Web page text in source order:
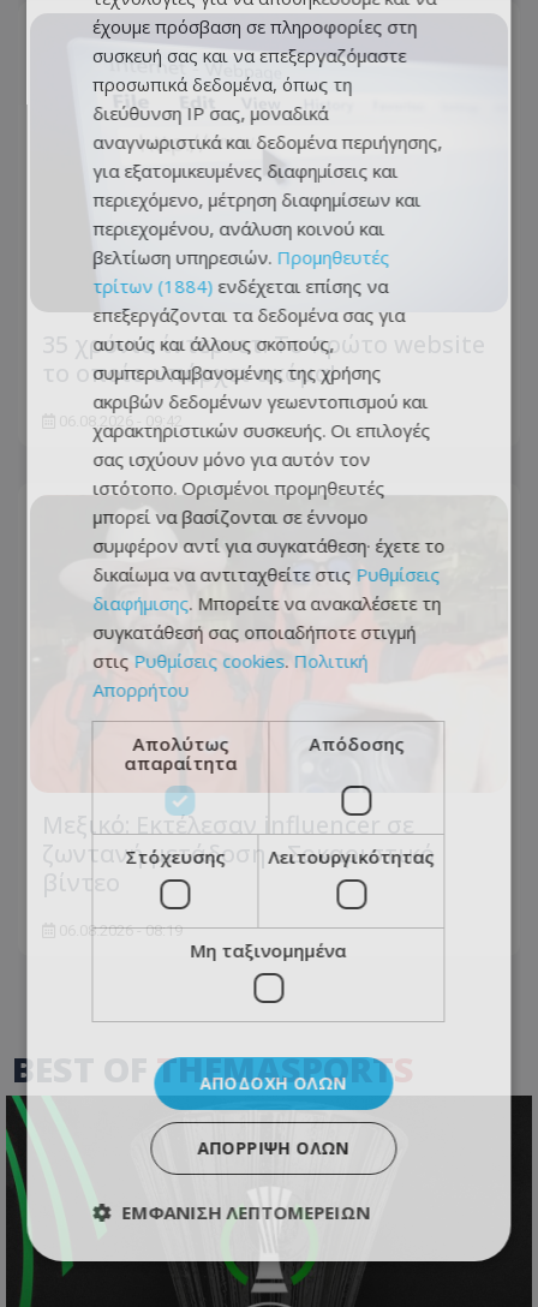
35 χρόνια ίντερνετ: Το πρώτο website
το οποίο υπάρχει ακόμα!
Μεξικό: Εκτέλεσαν influencer σε
ζωντανή μετάδοση - Σοκαριστικό
06.08.2026 - 08:19
BEST OFTHEMASPORTS
έχουμε πρόσβαση σε πληροφορίες στη
συσκευή σας και να επεξεργαζόμαστε
προσωπικά δεδομένα, όπως τη
διεύθυνση IP σας, μοναδικά
αναγνωριστικά και δεδομένα περιήγησης,
για εξατομικευμένες διαφημίσεις και
περιεχόμενο, μέτρηση διαφημίσεων και
περιεχομένου, ανάλυση κοινού και
βελτίωση υπηρεσιών. Προμηθευτές
τρίτων (1884) ενδέχεται επίσης να
επεξεργάζονται τα δεδομένα σας για
αυτούς και άλλους σκοπούς,
συμπεριλαμβανομένης της χρήσης
ακριβών δεδομένων γεωεντοπισμού και
χαρακτηριστικών συσκευής. Οι επιλογές
σας ισχύουν μόνο για αυτόν τον
ιστότοπο. Ορισμένοι προμηθευτές
μπορεί να βασίζονται σε έννομο
συμφέρον αντί για συγκατάθεση· έχετε το
δικαίωμα να αντιταχθείτε στις Ρυθμίσεις
διαφήμισης. Μπορείτε να ανακαλέσετε τη
συγκατάθεσή σας οποιαδήποτε στιγμή
στις Ρυθμίσεις cookies. Πολιτική
Απορρήτου
Απολύτως
απαραίτητα
Απόδοσης
Στόχευσης Λειτουργικότητας
Μη ταξινομημένα
ΑΠΟΔΟΧΉ ΌΛΩΝ
ΑΠΌΡΡΙΨΗ ΌΛΩΝ
ΕΜΦΆΝΙΣΗ ΛΕΠΤΟΜΕΡΕΙΏΝ